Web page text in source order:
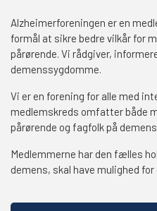
Alzheimerforeningen er en
formål at sikre bedre vilkår for
pårørende. Vi rådgiver,
demenssygdomme.
Vi er en forening for alle med
medlemskreds omfatter både
pårørende og fagfolk på
Medlemmerne har den fælles
demens, skal have mulighed